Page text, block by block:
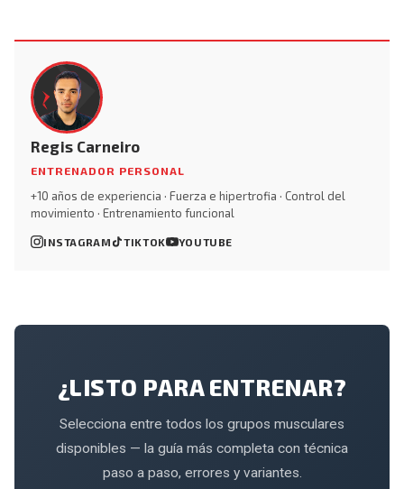
Regis Carneiro
ENTRENADOR PERSONAL
+10 años de experiencia · Fuerza e hipertrofia · Control del
movimiento · Entrenamiento funcional
INSTAGRAM TIKTOK YOUTUBE
¿LISTO PARA ENTRENAR?
Selecciona entre todos los grupos musculares
disponibles — la guía más completa con técnica
paso a paso, errores y variantes.